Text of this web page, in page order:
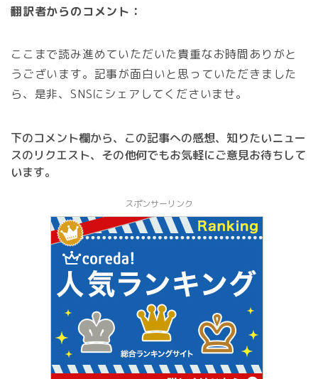
翻訳者からのコメント：
ここまで読み進めていただいた貴重なお時間ありがと
うございます。記事が面白いと思っていただきました
ら、是非、SNSにシェアしてくださいませ。
下のコメント欄から、この記事への感想、知りたいニュー
スのリクエスト、その他何でもお気軽にご意見お待ちして
います。
スポンサーリンク